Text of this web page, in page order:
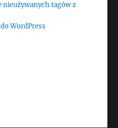
nieużywanych tagów z
WordPress